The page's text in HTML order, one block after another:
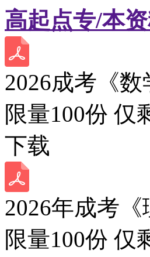
高起点专/本
2026成考《
限量100份 仅
下载
2026年成考
限量100份 仅